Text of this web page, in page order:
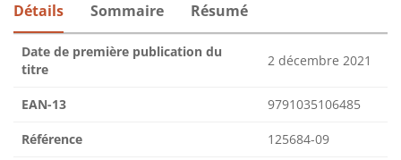
Détails Sommaire Résumé
Date de première publication du
titre
2 décembre 2021
EAN-13 9791035106485
Référence 125684-09